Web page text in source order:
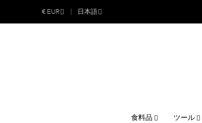
€ EUR 日本語
食料品 ツール